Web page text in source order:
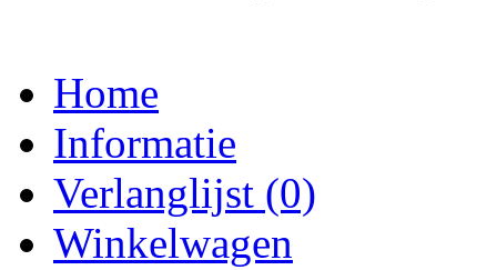
Home
Informatie
Verlanglijst (0)
Winkelwagen